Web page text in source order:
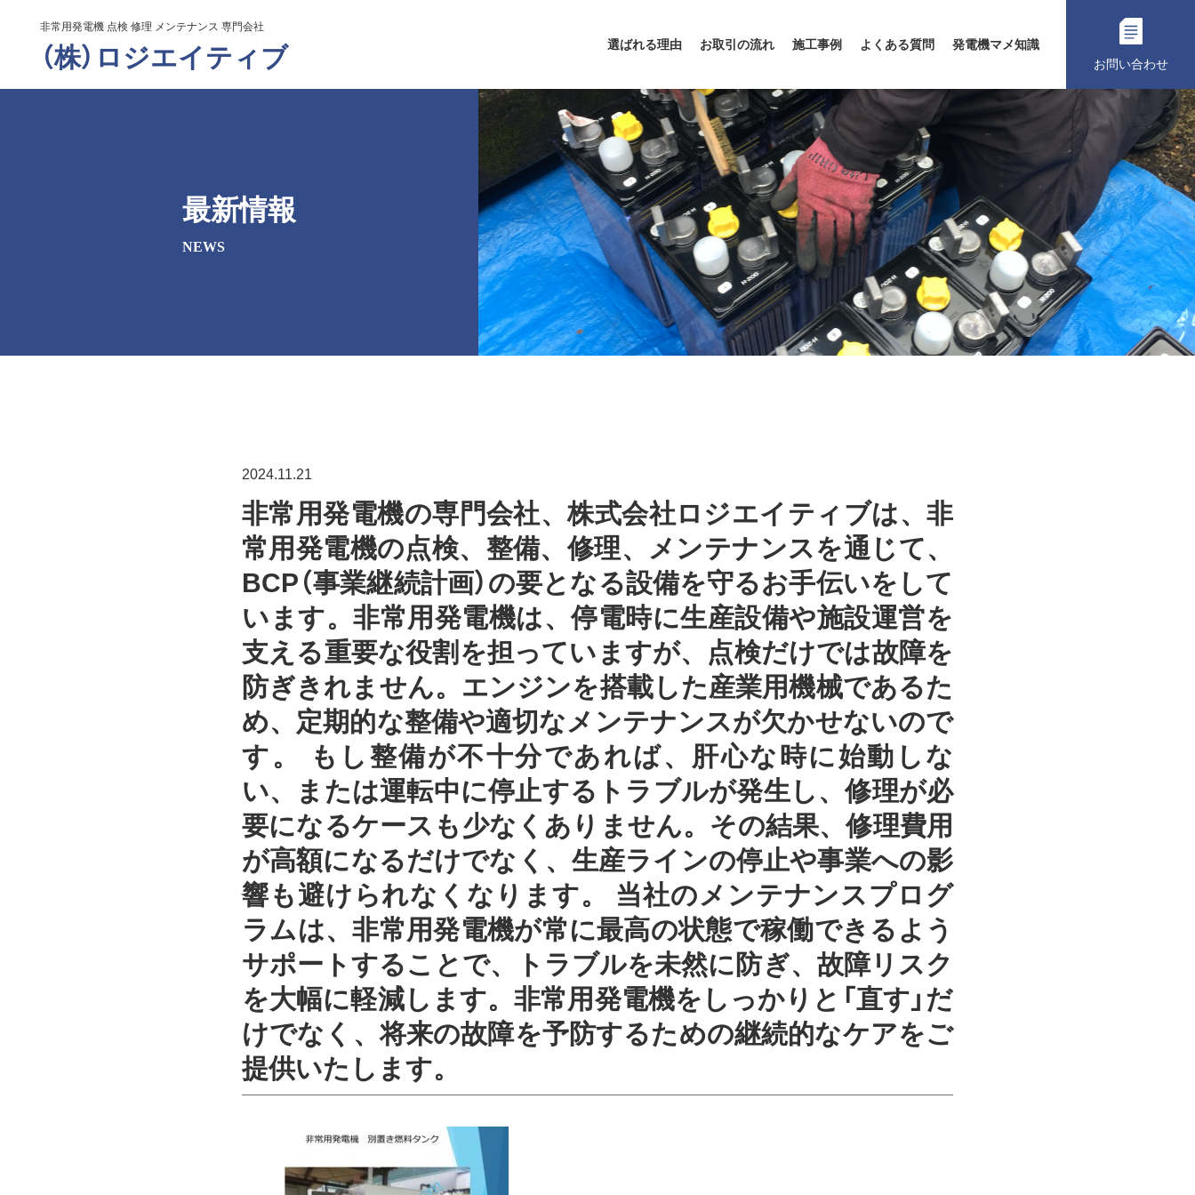
非常用発電機 点検 修理 メンテナンス 専門会社
（株）ロジエイティブ 選ばれる理由 お取引の流れ 施工事例 よくある質問
発電機マメ知識
お問い合わせ
最新情報
NEWS
2024.11.21
非常用発電機の専門会社、株式会社ロジエイティブは、非
常用発電機の点検、整備、修理、メンテナンスを通じて、
BCP（事業継続計画）の要となる設備を守るお手伝いをして
います。非常用発電機は、停電時に生産設備や施設運営を
支える重要な役割を担っていますが、点検だけでは故障を
防ぎきれません。エンジンを搭載した産業用機械であるた
め、定期的な整備や適切なメンテナンスが欠かせないので
す。 もし整備が不十分であれば、肝心な時に始動しな
い、または運転中に停止するトラブルが発生し、修理が必
要になるケースも少なくありません。その結果、修理費用
が高額になるだけでなく、生産ラインの停止や事業への影
響も避けられなくなります。 当社のメンテナンスプログ
ラムは、非常用発電機が常に最高の状態で稼働できるよう
サポートすることで、トラブルを未然に防ぎ、故障リスク
を大幅に軽減します。非常用発電機をしっかりと「直す」だ
けでなく、将来の故障を予防するための継続的なケアをご
提供いたします。